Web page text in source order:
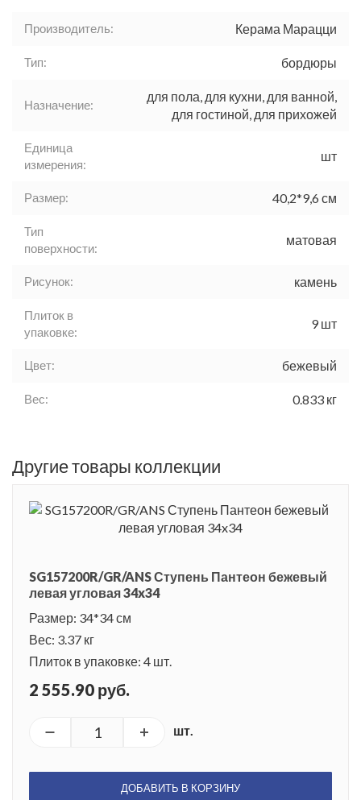
Производитель: Керама Марацци
Тип: бордюры
Назначение:
для пола, для кухни, для ванной,
для гостиной, для прихожей
Единица
измерения:
шт
Размер: 40,2*9,6 см
Тип
поверхности:
матовая
Рисунок: камень
Плиток в
упаковке:
9 шт
Цвет: бежевый
Вес: 0.833 кг
Другие товары коллекции
SG157200R/GR/ANS Ступень Пантеон бежевый
левая угловая 34x34
Размер: 34*34 см
Вес: 3.37 кг
Плиток в упаковке: 4 шт.
2 555.90 руб.
шт.
ДОБАВИТЬ В КОРЗИНУ